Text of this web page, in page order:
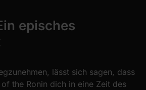
episches
lässt sich sagen, dass
the Ronin dich in eine Zeit des